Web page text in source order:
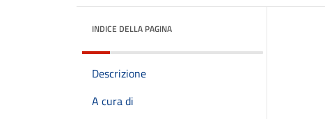
INDICE DELLA PAGINA
Descrizione
A cura di